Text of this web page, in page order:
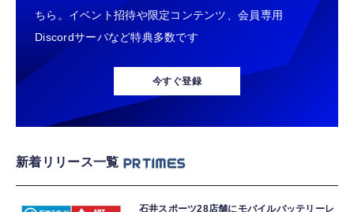
ちら。イベント招待や限定コンテンツ、会員専用
Discordサーバなど特典多数です
今すぐ登録
新着リリース一覧
石井スポーツ28店舗にモバイルバッテリーレ